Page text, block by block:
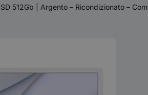
512Gb | Argento – Ricondizionato –